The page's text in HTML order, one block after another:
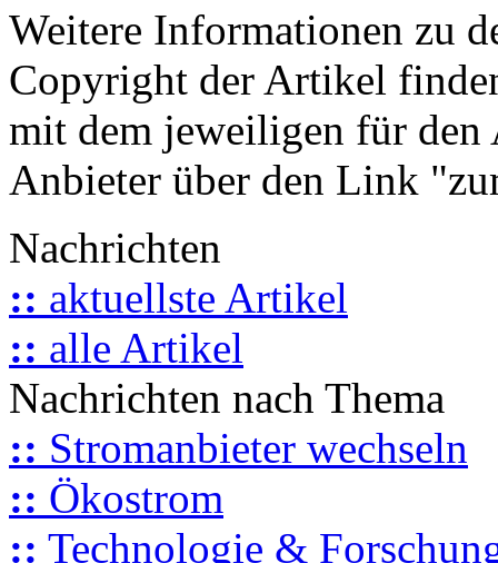
Weitere Informationen zu
Copyright der Artikel
mit dem jeweiligen für
Anbieter über den Link
Nachrichten
:: aktuellste Artikel
:: alle Artikel
Nachrichten nach Thema
:: Stromanbieter wechseln
:: Ökostrom
:: Technologie &